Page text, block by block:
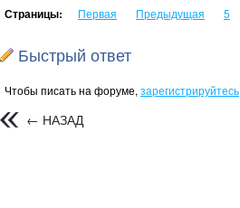
Страницы: Первая Предыдущая 5
Быстрый ответ
Чтобы писать на форуме, зарегистрируйтесь
← НАЗАД